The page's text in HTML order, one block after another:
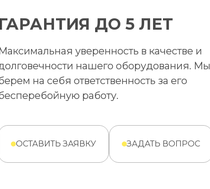
ГАРАНТИЯ ДО 5 ЛЕТ
уверенность в качестве и
нашего оборудования. Мы
на себя ответственность за его
работу.
ОСТАВИТЬ ЗАЯВКУ ЗАДАТЬ ВОПРОС